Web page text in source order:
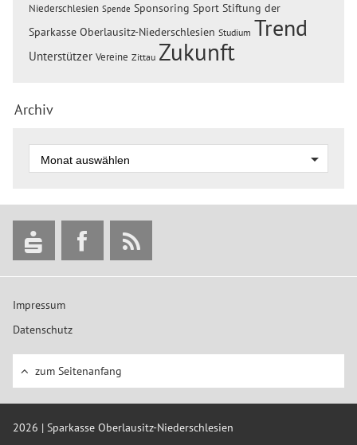
Niederschlesien Spende Sponsoring Sport Stiftung der
Sparkasse Oberlausitz-Niederschlesien Studium Trend
Unterstützer Vereine Zittau Zukunft
Archiv
Impressum
Datenschutz
zum Seitenanfang
2026 | Sparkasse Oberlausitz-Niederschlesien